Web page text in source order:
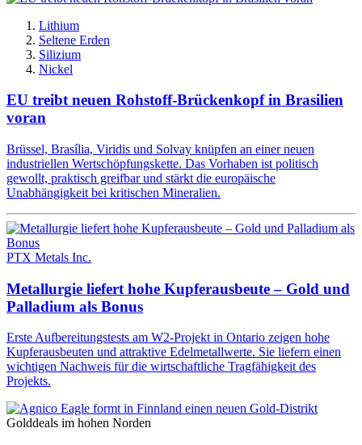
Lithium
Seltene Erden
Silizium
Nickel
EU treibt neuen Rohstoff-Brückenkopf in Brasilien
voran
Brüssel, Brasília, Viridis und Solvay knüpfen an einer neuen
industriellen Wertschöpfungskette. Das Vorhaben ist politisch
gewollt, praktisch greifbar und stärkt die europäische
Unabhängigkeit bei kritischen Mineralien.
PTX Metals Inc.
Metallurgie liefert hohe Kupferausbeute – Gold und
Palladium als Bonus
Erste Aufbereitungstests am W2-Projekt in Ontario zeigen hohe
Kupferausbeuten und attraktive Edelmetallwerte. Sie liefern einen
wichtigen Nachweis für die wirtschaftliche Tragfähigkeit des
Projekts.
Golddeals im hohen Norden